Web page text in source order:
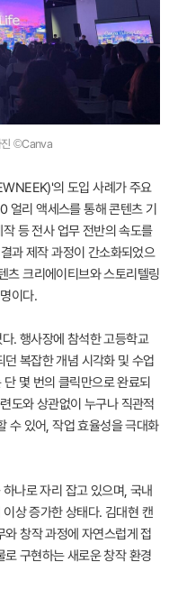
진 ©Canva
의 도입 사례가 주요
얼리 액세스를 통해 콘텐츠 기
등 전사 업무 전반의 속도를
과 제작 과정이 간소화되었으
츠 크리에이티브와 스토리텔링
이다.
. 행사장에 참석한 고등학교
복잡한 개념 시각화 및 수업
몇 번의 클릭만으로 완료되
도와 상관없이 누구나 직관적
수 있어, 작업 효율성을 극대화
나로 자리 잡고 있으며, 국내
상 증가한 상태다. 김대현 캔
창작 과정에 자연스럽게 접
구현하는 새로운 창작 환경